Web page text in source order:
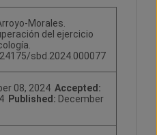
Morales.
del ejercicio
sbd.2024.000077
08, 2024Accepted:
Published: December